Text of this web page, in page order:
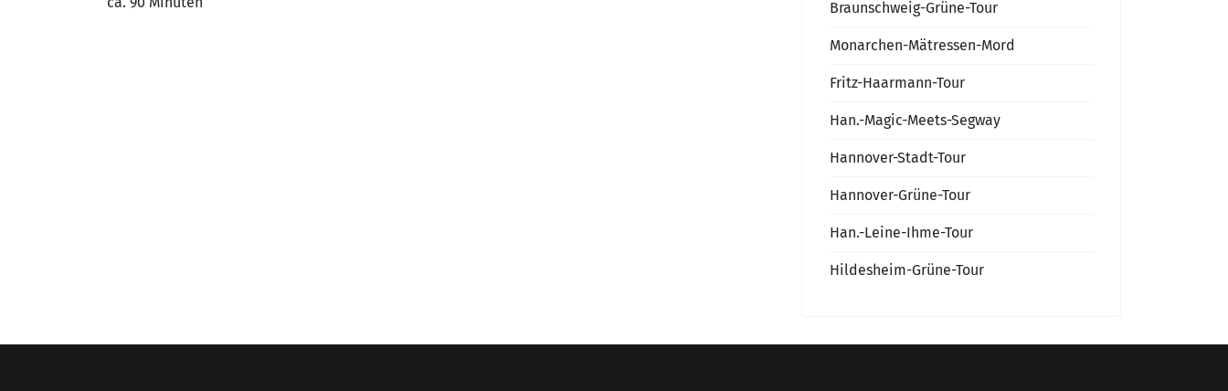
Braunschweig-Grüne-Tour
Monarchen-Mätressen-Mord
Fritz-Haarmann-Tour
Han.-Magic-Meets-Segway
Hannover-Stadt-Tour
Hannover-Grüne-Tour
Han.-Leine-Ihme-Tour
Hildesheim-Grüne-Tour